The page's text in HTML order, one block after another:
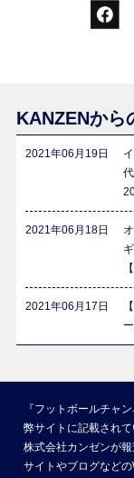
KANZENから
2021年06月19日
2021年06月18日
2021年06月17日
『フットボールチャ
弊サイトに記載され
株式会社カンゼンが
サイトやブログなど